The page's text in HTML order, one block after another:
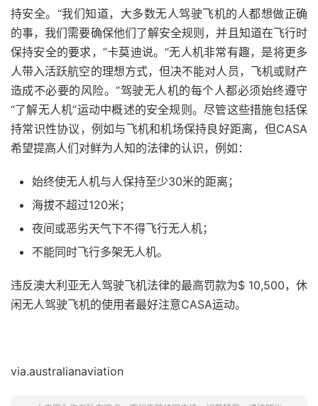
持安全。“我们知道，大多数无人驾驶飞机的人都想做正确
的事，我们需要确保他们了解安全规则，并且知道在飞行时
保持安全的要求，”卡莫迪说。“无人机非常有趣，是将更多
人带入活跃航空的理想方式，但决不能对人员，飞机或财产
造成不必要的风险。”驾驶无人机的每个人都必须始终遵守
“了解无人机”运动中概述的安全规则。尽管这些措施包括保
持常识性协议，例如与飞机和机场保持良好距离，但CASA
希望提高人们对鲜为人知的法律的认识，例如：
始终使无人机与人保持至少30米的距离；
海拔不超过120米；
夜间或恶劣天气下不得飞行无人机；
不能同时飞行多架无人机。
违反澳大利亚无人驾驶飞机法律的最高罚款为$ 10,500，休
闲无人驾驶飞机的使用者最好注意CASA运动。
via.australianaviation